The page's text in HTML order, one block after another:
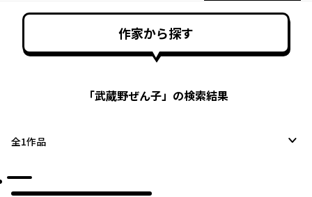
作家から探す
「武蔵野ぜん子」の検索結果
全1作品